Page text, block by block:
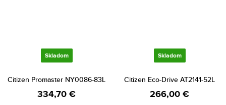
Skladom
Citizen Promaster NY0086-83L
334,70 €
Skladom
Citizen Eco-Drive AT2141-52L
266,00 €